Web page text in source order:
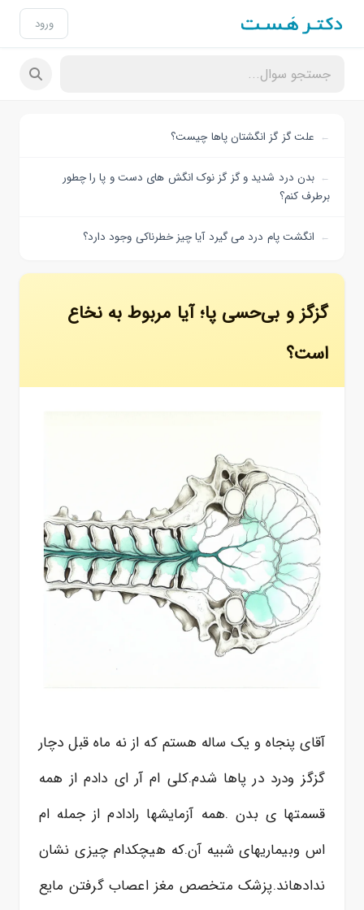
ورود
علت گز گز انگشتان پاها چیست؟
بدن درد شدید و گز گز نوک انگش های دست و پا را چطور
برطرف کنم؟
انگشت پام درد می گیرد آیا چیز خطرناکی وجود دارد؟
گزگز و بی‌حسی پا؛ آیا مربوط به نخاع
است؟
آقای پنجاه و یک ساله هستم که از نه ماه قبل دچار
گزگز ودرد در پاها شدم.کلی ام آر ای دادم از همه
قسمتها ی بدن .همه آزمایشها رادادم از جمله ام
اس وبیماریهای شبیه آن.که هیچکدام چیزی نشان
ندادهاند.پزشک متخصص مغز اعصاب گرفتن مایع